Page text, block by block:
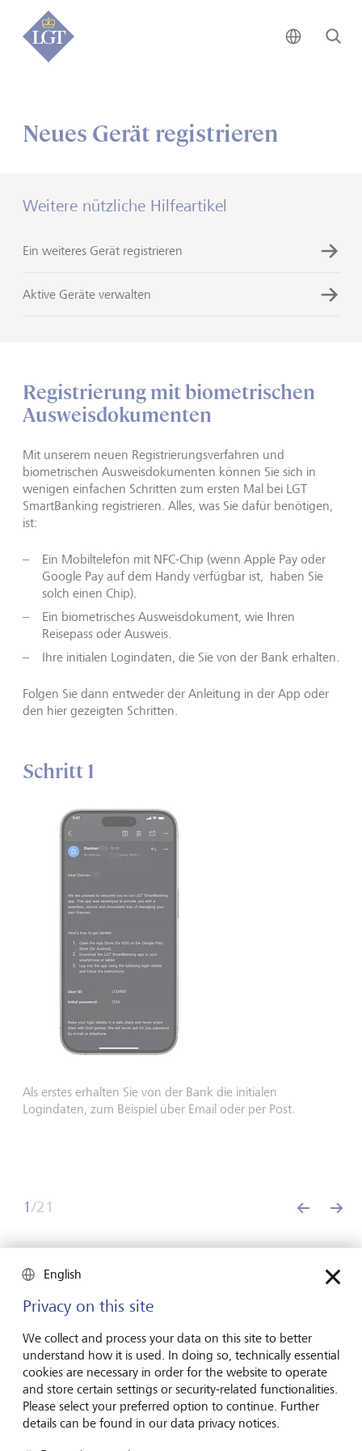
Global •
Neues Gerät registrieren
Weitere nützliche Hilfeartikel
Ein weiteres Gerät registrieren
Aktive Geräte verwalten
Registrierung mit biometrischen
Ausweisdokumenten
Mit unserem neuen Registrierungsverfahren und
biometrischen Ausweisdokumenten können Sie sich in
wenigen einfachen Schritten zum ersten Mal bei LGT
SmartBanking registrieren. Alles, was Sie dafür benötigen,
ist:
Ein Mobiltelefon mit NFC-Chip (wenn Apple Pay oder
Google Pay auf dem Handy verfügbar ist, haben Sie
solch einen Chip).
Ein biometrisches Ausweisdokument, wie Ihren
Reisepass oder Ausweis.
Ihre initialen Logindaten, die Sie von der Bank erhalten.
Folgen Sie dann entweder der Anleitung in der App oder
den hier gezeigten Schritten.
Schritt 1
Als erstes erhalten Sie von der Bank die initialen
Logindaten, zum Beispiel über Email oder per Post.
1/21
back
Alternative Registrierungsmethode - Login mit
Kryptogrammschreiben
Wir empfehlen als LGT die Registrierung über die
biometrische Methode, welche weiter oben auf dieser
Seite beschrieben wird. Falls Ihr Gerät diese Methode aber
nicht unterstützt, gibt es auch die Möglichkeit über einen
physischen Brief mit einem Kryptogramm sich initial bei
LGT SmartBanking zu registrieren. Wenn Sie sich über den
English
Privacy on this site
We collect and process your data on this site to better
understand how it is used. In doing so, technically essential
cookies are necessary in order for the website to operate
and store certain settings or security-related functionalities.
Please select your preferred option to continue. Further
details can be found in our data privacy notices.